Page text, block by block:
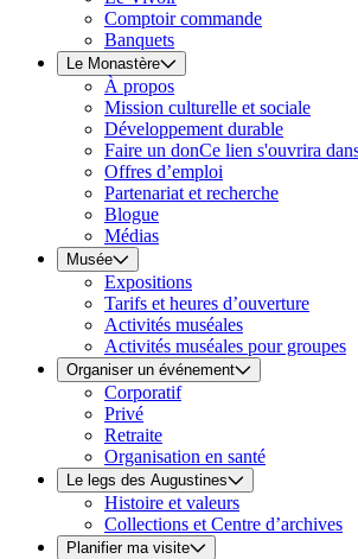
Comptoir commande
Banquets
Le Monastère
À propos
Mission culturelle et sociale
Développement durable
Faire un donCe lien s'ouvrira
Offres d’emploi
Partenariat et recherche
Blogue
Médias
Musée
Expositions
Tarifs et heures d’ouverture
Activités muséales
Activités muséales pour groupes
Organiser un événement
Corporatif
Privé
Retraite
Organisation en santé
Le legs des Augustines
Histoire et valeurs
Collections et Centre d’archives
Planifier ma visite